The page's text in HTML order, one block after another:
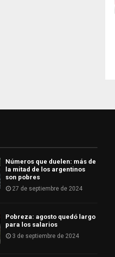
Números que duelen: más de
la mitad de los argentinos
son pobres
27 de septiembre de 2024
Pobreza: agosto quedó largo
para los salarios
3 de septiembre de 2024